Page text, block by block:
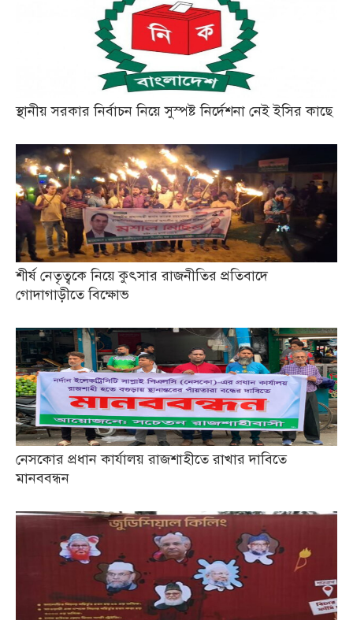
স্থানীয় সরকার নির্বাচন নিয়ে সুস্পষ্ট নির্দেশনা নেই ইসির কাছে
শীর্ষ নেতৃত্বকে নিয়ে কুৎসার রাজনীতির প্রতিবাদে
গোদাগাড়ীতে বিক্ষোভ
নেসকোর প্রধান কার্যালয় রাজশাহীতে রাখার দাবিতে
মানববন্ধন